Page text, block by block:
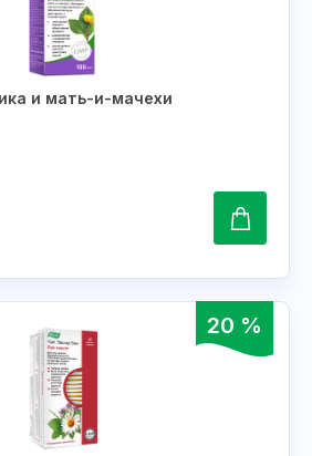
и мать-и-мачехи
20 %